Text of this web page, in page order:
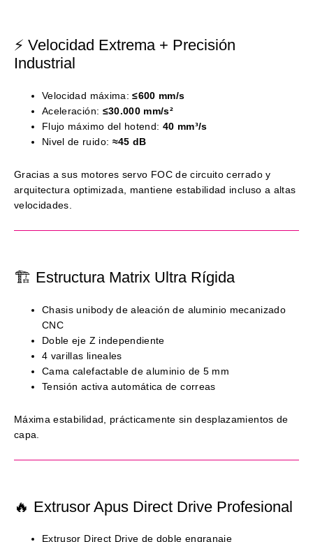
⚡ Velocidad Extrema + Precisión
Industrial
Velocidad máxima:≤600 mm/s
Aceleración: ≤30.000 mm/s²
Flujo máximo del hotend: 40 mm³/s
Nivel de ruido: ≈45 dB
Gracias a sus motores servo FOC de circuito cerrado y
arquitectura optimizada, mantiene estabilidad incluso a altas
velocidades.
🏗 Estructura Matrix Ultra Rígida
Chasis unibody de aleación de aluminio mecanizado
CNC
Doble eje Z independiente
4 varillas lineales
Cama calefactable de aluminio de 5 mm
Tensión activa automática de correas
Máxima estabilidad, prácticamente sin desplazamientos de
capa.
🔥 Extrusor Apus Direct Drive Profesional
Extrusor Direct Drive de doble engranaje